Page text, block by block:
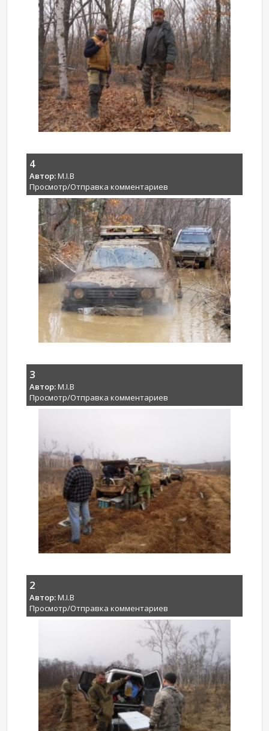
4
Автор:M.I.B
Просмотр/Отправка комментариев
3
Автор:M.I.B
Просмотр/Отправка комментариев
2
Автор:M.I.B
Просмотр/Отправка комментариев